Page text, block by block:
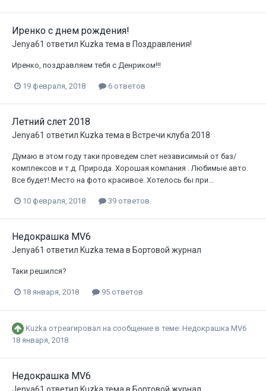
Иренко с днем рождения!
Jenya61 ответил Kuzka тема в Поздравления!
Иренко, поздравляем тебя с Денриком!!!
19 февраля, 2018 6 ответов
Летний слет 2018
Jenya61 ответил Kuzka тема в Встречи клуба 2018
Думаю в этом году таки проведем слет независимый от баз/
комплексов и т.д. Природа. Хорошая компания . Любимые авто.
Все будет! Место на фото красивое. Хотелось бы при...
10 февраля, 2018 39 ответов
Недокрашка MV6
Jenya61 ответил Kuzkaтема в Бортовой журнал
Таки решился?
18 января, 2018 95 ответов
Kuzka отреагировал на сообщение в теме: Недокрашка MV6
18 января, 2018
Недокрашка MV6